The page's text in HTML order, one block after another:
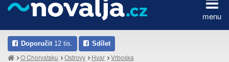
menu
Doporučit 12 tis. Sdílet
O Chorvatsku Ostrovy Hvar Vrboska